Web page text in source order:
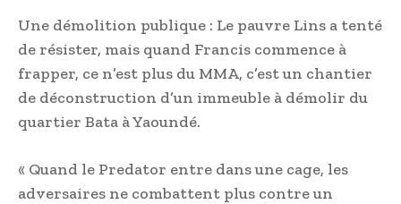
Une démolition publique : Le pauvre Lins a tenté
de résister, mais quand Francis commence à
frapper, ce n’est plus du MMA, c’est un chantier
de déconstruction d’un immeuble à démolir du
quartier Bata à Yaoundé.
« Quand le Predator entre dans une cage, les
adversaires ne combattent plus contre un